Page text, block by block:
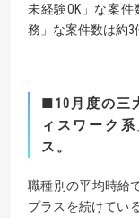
未経験OK」な案
務」な案件数は約3
■10 月度の三
ィスワーク
ス。
職種別の平均時給
プラスを続けてい